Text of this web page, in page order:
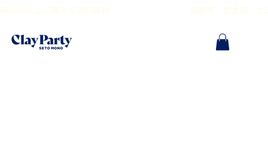
¥8,000以上ご購入で送料無料！                                        卸販売